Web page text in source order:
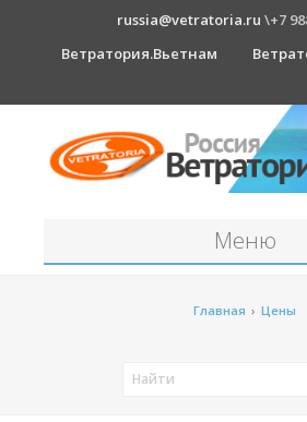
russia@vetratoria.ru \+7
Ветратория.Вьетнам
Меню
Главная › Цены